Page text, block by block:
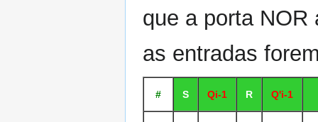
que a porta NOR
as entradas
# S Qi-1 R Q'i-1